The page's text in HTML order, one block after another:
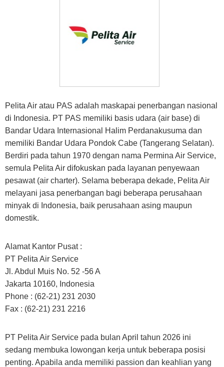
Pelita Air atau PAS adalah maskapai penerbangan nasional
di Indonesia. PT PAS memiliki basis udara (air base) di
Bandar Udara Internasional Halim Perdanakusuma dan
memiliki Bandar Udara Pondok Cabe (Tangerang Selatan).
Berdiri pada tahun 1970 dengan nama Permina Air Service,
semula Pelita Air difokuskan pada layanan penyewaan
pesawat (air charter). Selama beberapa dekade, Pelita Air
melayani jasa penerbangan bagi beberapa perusahaan
minyak di Indonesia, baik perusahaan asing maupun
domestik.
Alamat Kantor Pusat :
PT Pelita Air Service
Jl. Abdul Muis No. 52 -56 A
Jakarta 10160, Indonesia
Phone : (62-21) 231 2030
Fax : (62-21) 231 2216
PT Pelita Air Service pada bulan April tahun 2026 ini
sedang membuka lowongan kerja untuk beberapa posisi
penting. Apabila anda memiliki passion dan keahlian yang